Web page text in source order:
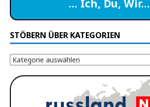
… Ich, Du, Wir…
STÖBERN ÜBER KATEGORIEN